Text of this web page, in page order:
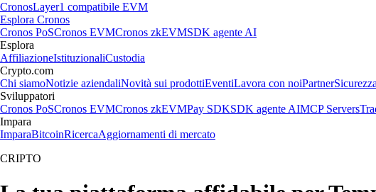
CronosLayer1 compatibile EVM
Esplora Cronos
Cronos PoSCronos EVMCronos zkEVMSDK agente AI
Esplora
AffiliazioneIstituzionaliCustodia
Crypto.com
Chi siamoNotizie aziendaliNovità sui prodottiEventiLavora con noiPartnerSicurezza
Sviluppatori
Cronos PoSCronos EVMCronos zkEVMPay SDKSDK agente AIMCP Servers
Impara
ImparaBitcoinRicercaAggiornamenti di mercato
CRIPTO